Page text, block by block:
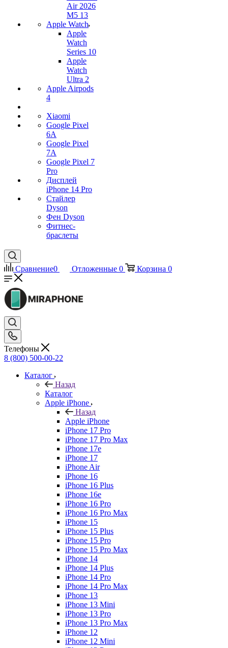
Air 2026
M5 13
Apple Watch
Apple
Watch
Series 10
Apple
Watch
Ultra 2
Apple Airpods
4
Xiaomi
Google Pixel
6A
Google Pixel
7А
Google Pixel 7
Pro
Дисплей
iPhone 14 Pro
Стайлер
Dyson
Фен Dyson
Фитнес-
браслеты
Сравнение0 Отложенные 0 Корзина 0
Телефоны
8 (800) 500-00-22
Каталог
Назад
Каталог
Apple iPhone
Назад
Apple iPhone
iPhone 17 Pro
iPhone 17 Pro Max
iPhone 17e
iPhone 17
iPhone Air
iPhone 16
iPhone 16 Plus
iPhone 16e
iPhone 16 Pro
iPhone 16 Pro Max
iPhone 15
iPhone 15 Plus
iPhone 15 Pro
iPhone 15 Pro Max
iPhone 14
iPhone 14 Plus
iPhone 14 Pro
iPhone 14 Pro Max
iPhone 13
iPhone 13 Mini
iPhone 13 Pro
iPhone 13 Pro Max
iPhone 12
iPhone 12 Mini